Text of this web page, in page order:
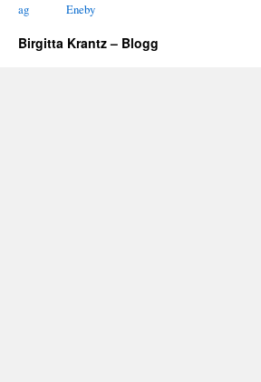
ag
Eneby
Birgitta Krantz – Blogg